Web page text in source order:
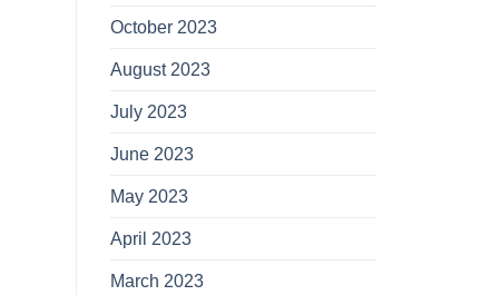
October 2023
August 2023
July 2023
June 2023
May 2023
April 2023
March 2023